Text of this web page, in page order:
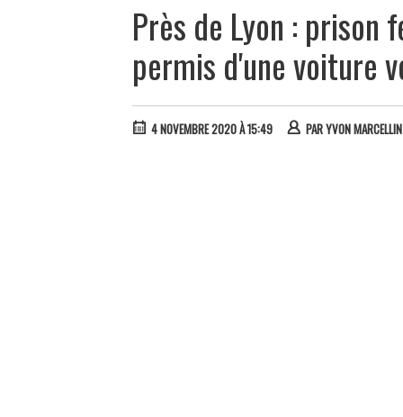
Près de Lyon : prison
permis d'une voiture
4 NOVEMBRE 2020 À 15:49 PARYVON MARCELLIN